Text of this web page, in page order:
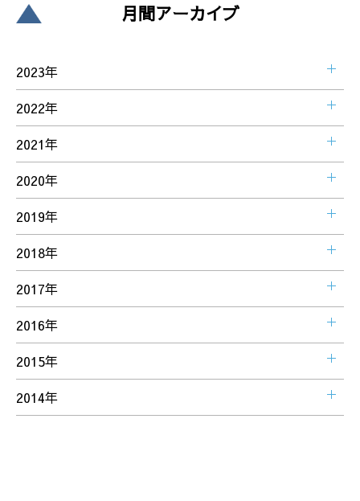
月間アーカイブ
2023年
2022年
2021年
2020年
2019年
2018年
2017年
2016年
2015年
2014年